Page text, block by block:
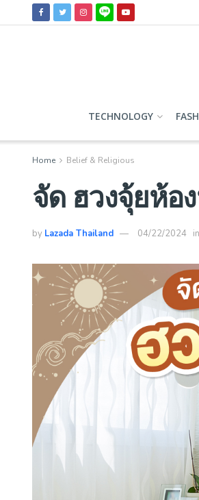
TECHNOLOGY
Home Belief & Religious
จัด ฮวงจุ้ยห้อ
by Lazada Thailand 04/22/2024 in